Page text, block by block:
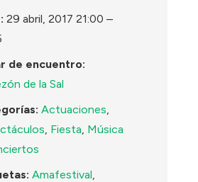
29 abril, 2017 21:00 –
de encuentro:
de la Sal
Actuaciones
Fiesta Música
Amafestival